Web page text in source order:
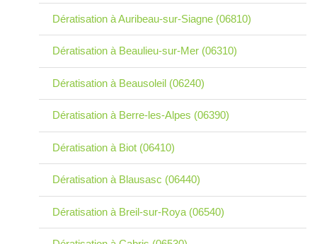
Dératisation à Auribeau-sur-Siagne (06810)
Dératisation à Beaulieu-sur-Mer (06310)
Dératisation à Beausoleil (06240)
Dératisation à Berre-les-Alpes (06390)
Dératisation à Biot (06410)
Dératisation à Blausasc (06440)
Dératisation à Breil-sur-Roya (06540)